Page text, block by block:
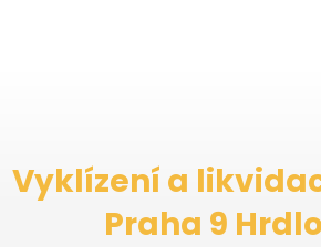
Vyklízení a
Praha 9